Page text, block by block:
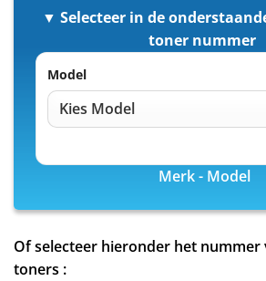
▼ Selecteer in de
toner nummer
Model
Merk - Model
Of selecteer hieronder het
toners :